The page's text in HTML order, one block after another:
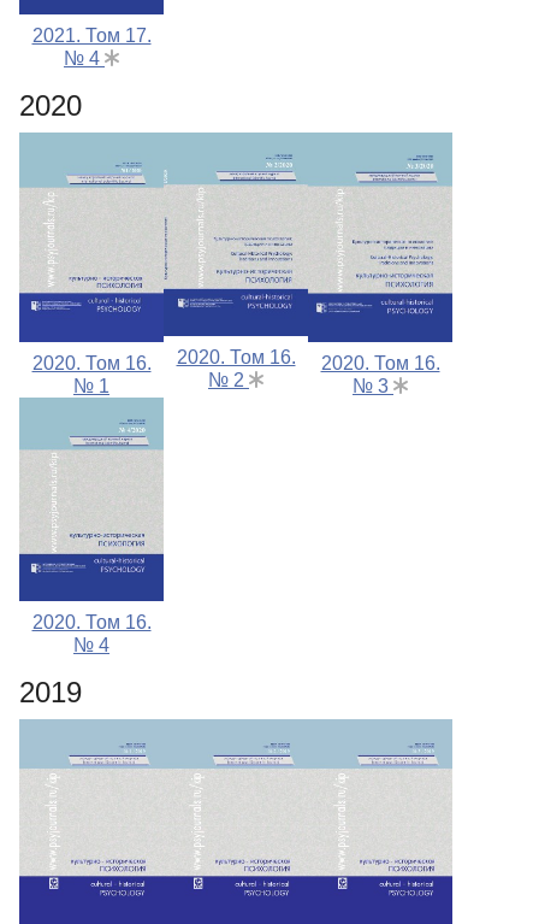
2021. Том 17.
№ 4
2020
2020. Том 16.
№ 1
2020. Том 16.
№ 2
2020. Том 16.
№ 3
2020. Том 16.
№ 4
2019